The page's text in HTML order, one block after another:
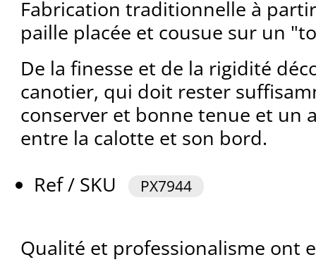
Fabrication traditionnelle à
paille placée et cousue sur un
De la finesse et de la rigidité
canotier, qui doit rester
conserver et bonne tenue et un
entre la calotte et son bord.
Ref / SKU
PX7944
Qualité et professionalisme ont